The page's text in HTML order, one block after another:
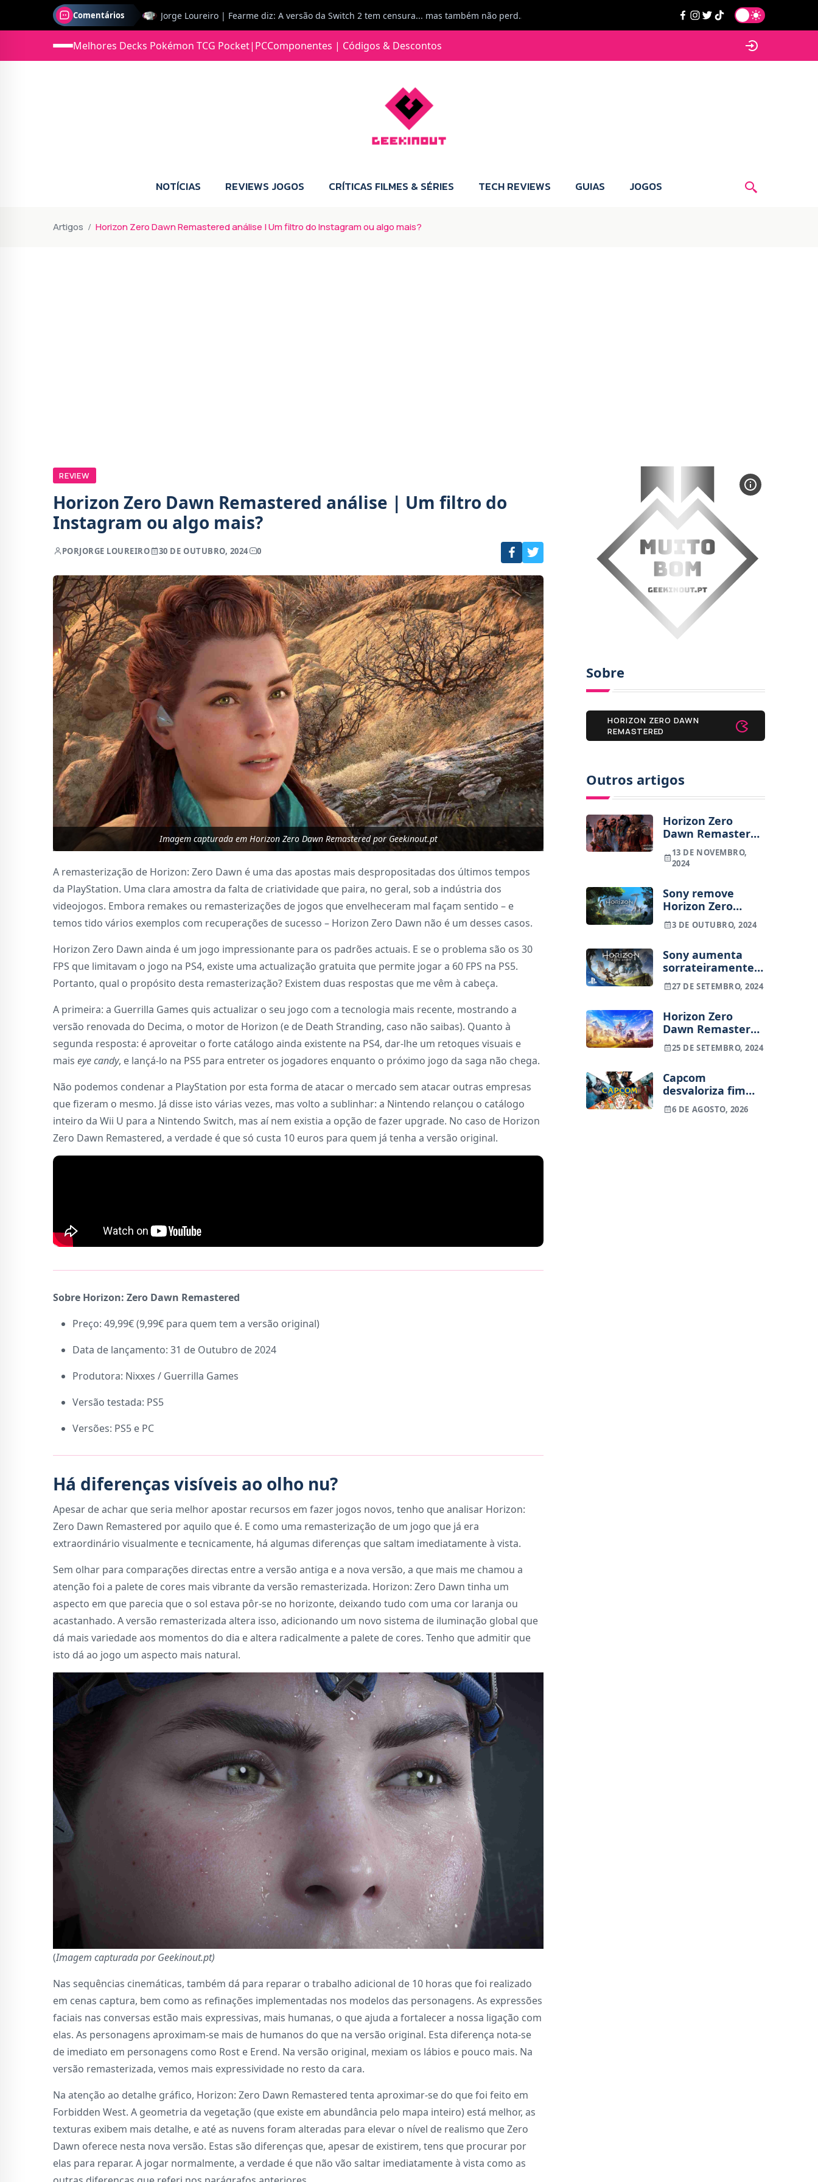
Comentários Jorge Loureiro | Fearme diz: A versão da Switch 2 tem censura... mas também não perdes muito.
Jonas diz: Estou seriamente com vontade para comprar para a Switch 2 :P
Jorge Loureiro | Fearme diz: Boas, obrigado pelo teu comentário. Talvez seja verdade que a Microsoft está a tentar redefinir o futuro dos jogos, mas para uma marca que já trocou de estratégia tantas vezes, é difícil acreditar em mais uma virada de direção. Basta lembrar do Kinect, da aposta no cloud gaming, ou mesmo do discurso de que os exclusivos eram "essenciais": todas essas promessas acabaram por perder força com o tempo. Além disso, há um ponto chave que estás a ignorar: as consolas Xbox. Está à vista que foram praticamente abandonadas. Quem comprou uma Xbox Series X a pensar que ia ser a máquina indispensável para jogar exclusivos, ficou a arder, porque hoje esses jogos chegam também ao PC e, cada vez mais, até à concorrência. Isso mina a identidade da marca e enfraquece a confiança dos jogadores. A PlayStation até pode estar a lançar alguns jogos na Xbox como o Helldivers 2, mas não é o catálogo inteiro. Desta forma, as consolas PS5 continuam a ter valor.
Melhores Decks Pokémon TCG Pocket| PCComponentes | Códigos & Descontos
NOTÍCIAS REVIEWS JOGOS CRÍTICAS FILMES & SÉRIES TECH REVIEWS GUIAS JOGOS
Artigos Horizon Zero Dawn Remastered análise | Um filtro do Instagram ou algo mais?
REVIEW
Horizon Zero Dawn Remastered análise | Um filtro do
Instagram ou algo mais?
PORJORGE LOUREIRO 30 DE OUTUBRO, 2024 0
Imagem capturada em Horizon Zero Dawn Remastered por Geekinout.pt
A remasterização de Horizon: Zero Dawn é uma das apostas mais despropositadas dos últimos tempos
da PlayStation. Uma clara amostra da falta de criatividade que paira, no geral, sob a indústria dos
videojogos. Embora remakes ou remasterizações de jogos que envelheceram mal façam sentido – e
temos tido vários exemplos com recuperações de sucesso – Horizon Zero Dawn não é um desses casos.
Horizon Zero Dawn ainda é um jogo impressionante para os padrões actuais. E se o problema são os 30
FPS que limitavam o jogo na PS4, existe uma actualização gratuita que permite jogar a 60 FPS na PS5.
Portanto, qual o propósito desta remasterização? Existem duas respostas que me vêm à cabeça.
A primeira: a Guerrilla Games quis actualizar o seu jogo com a tecnologia mais recente, mostrando a
versão renovada do Decima, o motor de Horizon (e de Death Stranding, caso não saibas). Quanto à
segunda resposta: é aproveitar o forte catálogo ainda existente na PS4, dar-lhe um retoques visuais e
mais eye candy, e lançá-lo na PS5 para entreter os jogadores enquanto o próximo jogo da saga não chega.
Não podemos condenar a PlayStation por esta forma de atacar o mercado sem atacar outras empresas
que fizeram o mesmo. Já disse isto várias vezes, mas volto a sublinhar: a Nintendo relançou o catálogo
inteiro da Wii U para a Nintendo Switch, mas aí nem existia a opção de fazer upgrade. No caso de Horizon
Zero Dawn Remastered, a verdade é que só custa 10 euros para quem já tenha a versão original.
Sobre Horizon: Zero Dawn Remastered
Preço: 49,99€ (9,99€ para quem tem a versão original)
Data de lançamento: 31 de Outubro de 2024
Produtora: Nixxes / Guerrilla Games
Versão testada: PS5
Versões: PS5 e PC
Há diferenças visíveis ao olho nu?
Apesar de achar que seria melhor apostar recursos em fazer jogos novos, tenho que analisar Horizon:
Zero Dawn Remastered por aquilo que é. E como uma remasterização de um jogo que já era
extraordinário visualmente e tecnicamente, há algumas diferenças que saltam imediatamente à vista.
Sem olhar para comparações directas entre a versão antiga e a nova versão, a que mais me chamou a
atenção foi a palete de cores mais vibrante da versão remasterizada. Horizon: Zero Dawn tinha um
aspecto em que parecia que o sol estava pôr-se no horizonte, deixando tudo com uma cor laranja ou
acastanhado. A versão remasterizada altera isso, adicionando um novo sistema de iluminação global que
dá mais variedade aos momentos do dia e altera radicalmente a palete de cores. Tenho que admitir que
isto dá ao jogo um aspecto mais natural.
(Imagem capturada por Geekinout.pt)
Nas sequências cinemáticas, também dá para reparar o trabalho adicional de 10 horas que foi realizado
em cenas captura, bem como as refinações implementadas nos modelos das personagens. As expressões
faciais nas conversas estão mais expressivas, mais humanas, o que ajuda a fortalecer a nossa ligação com
elas. As personagens aproximam-se mais de humanos do que na versão original. Esta diferença nota-se
de imediato em personagens como Rost e Erend. Na versão original, mexiam os lábios e pouco mais. Na
versão remasterizada, vemos mais expressividade no resto da cara.
Na atenção ao detalhe gráfico, Horizon: Zero Dawn Remastered tenta aproximar-se do que foi feito em
Forbidden West. A geometria da vegetação (que existe em abundância pelo mapa inteiro) está melhor, as
texturas exibem mais detalhe, e até as nuvens foram alteradas para elevar o nível de realismo que Zero
Dawn oferece nesta nova versão. Estas são diferenças que, apesar de existirem, tens que procurar por
elas para reparar. A jogar normalmente, a verdade é que não vão saltar imediatamente à vista como as
Sobre
HORIZON ZERO DAWN
REMASTERED
Outros artigos
Horizon Zero
Dawn Remastered
não captou
interesse dos
13 DE NOVEMBRO,
2024
Sony remove
Horizon Zero
Dawn da Epic
Games Store
3 DE OUTUBRO, 2024
Sony aumenta
sorrateiramente
preço de Horizon
Zero Dawn na PS4
27 DE SETEMBRO, 2024
Horizon Zero
Dawn Remastered
vai permitir
upgrade para
original
25 DE SETEMBRO, 2024
Capcom
desvaloriza fim
dos jogos físicos
na PlayStation
6 DE AGOSTO, 2026